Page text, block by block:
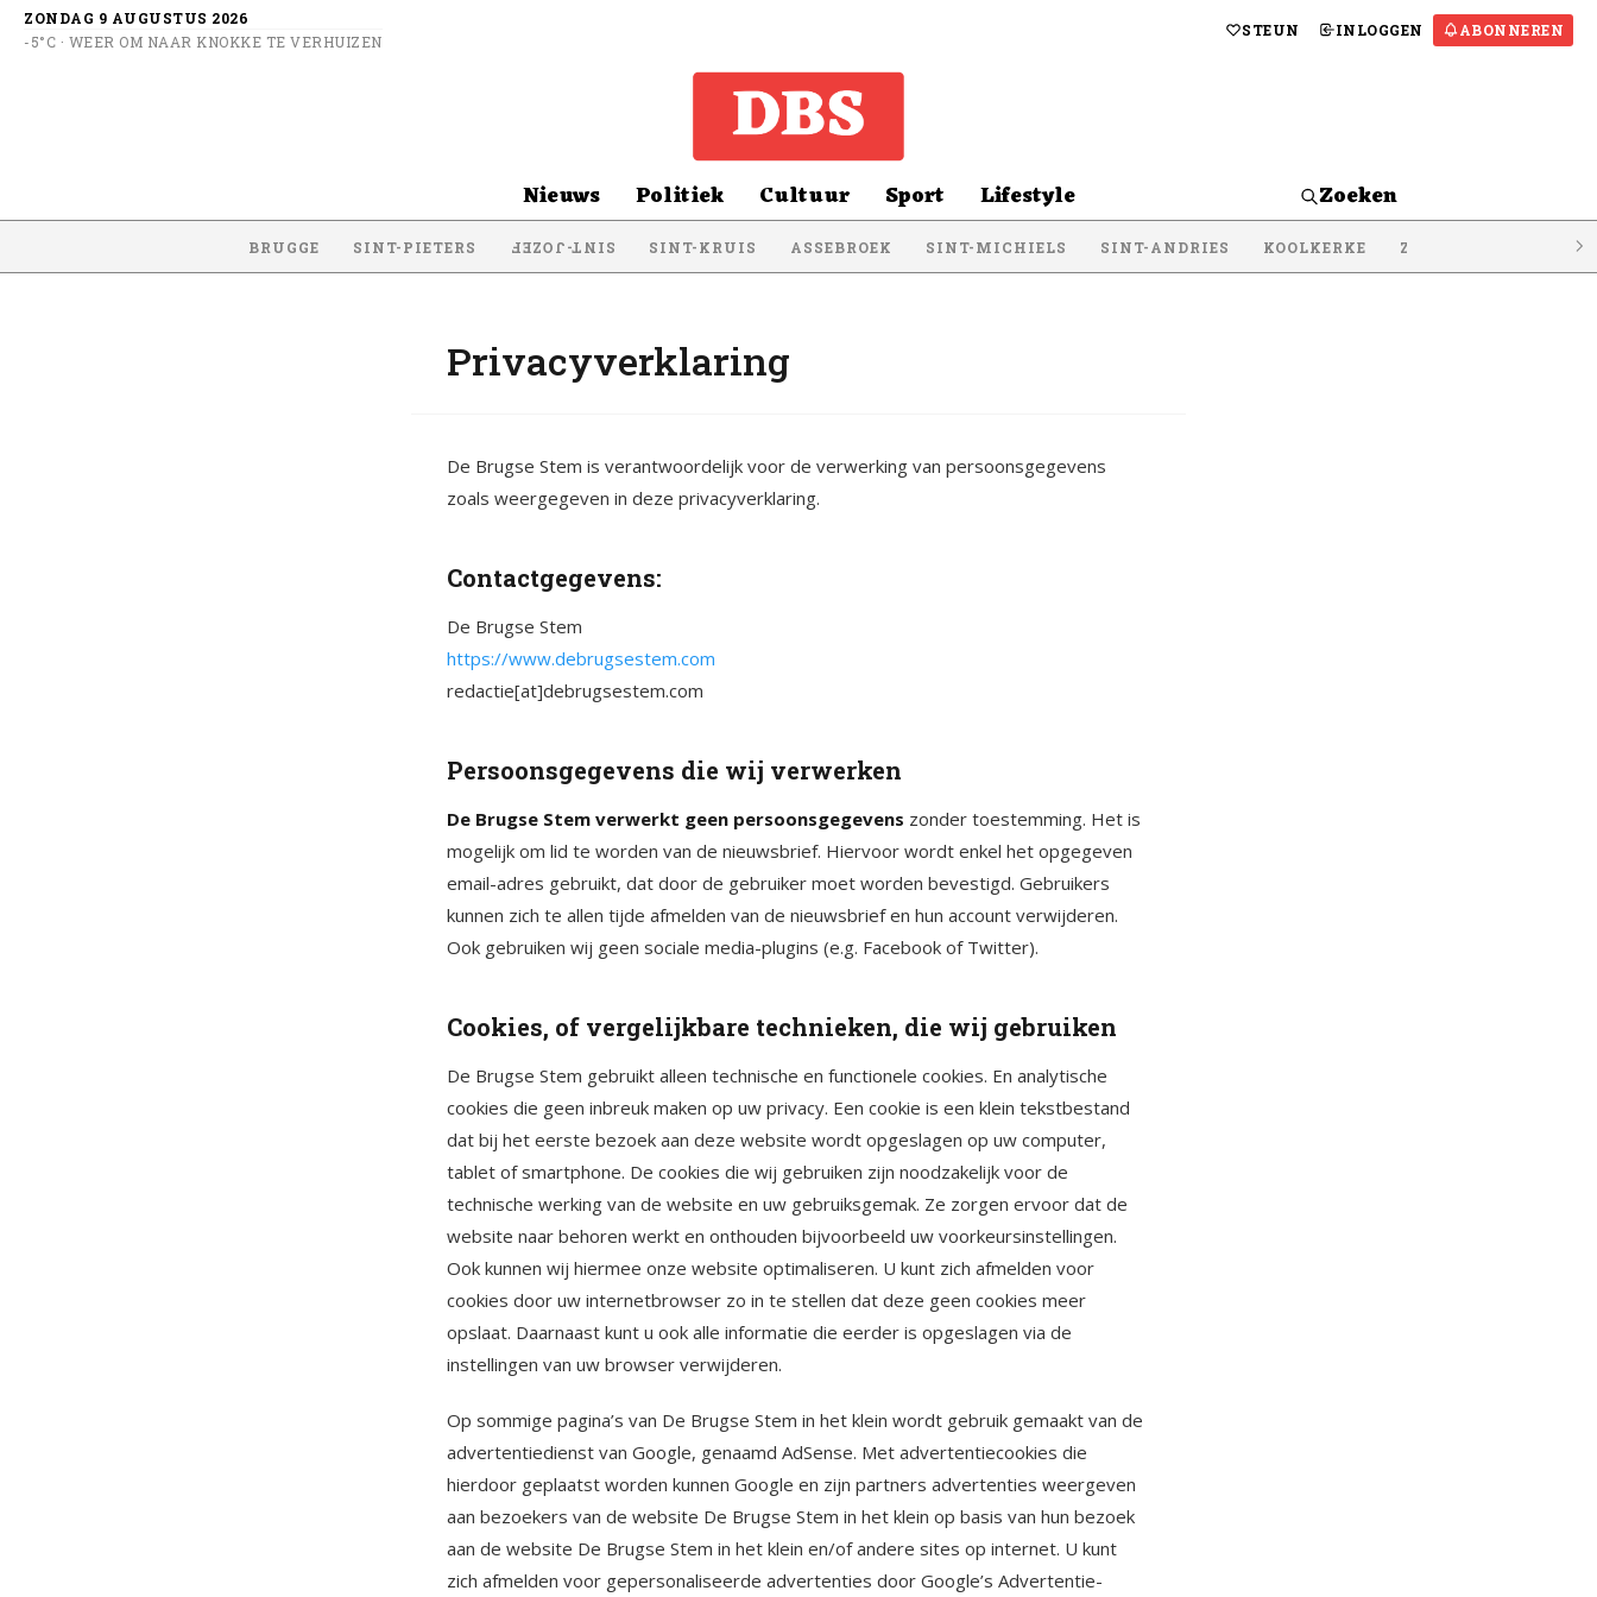
ZONDAG 9 AUGUSTUS 2026
-5°C · WEER OM NAAR KNOKKE TE VERHUIZEN
STEUN INLOGGEN ABONNEREN
Nieuws Politiek Cultuur Sport Lifestyle Zoeken
BRUGGE SINT-PIETERS SINT-JOZEF SINT-KRUIS ASSEBROEK SINT-MICHIELS SINT-ANDRIES KOOLKERKE ZEEBRUGGE
Privacyverklaring
De Brugse Stem is verantwoordelijk voor de verwerking van persoonsgegevens
zoals weergegeven in deze privacyverklaring.
Contactgegevens:
De Brugse Stem
https://www.debrugsestem.com
redactie[at]debrugsestem.com
Persoonsgegevens die wij verwerken
De Brugse Stem verwerkt geen persoonsgegevens zonder toestemming. Het is
mogelijk om lid te worden van de nieuwsbrief. Hiervoor wordt enkel het opgegeven
email-adres gebruikt, dat door de gebruiker moet worden bevestigd. Gebruikers
kunnen zich te allen tijde afmelden van de nieuwsbrief en hun account verwijderen.
Ook gebruiken wij geen sociale media-plugins (e.g. Facebook of Twitter).
Cookies, of vergelijkbare technieken, die wij gebruiken
De Brugse Stem gebruikt alleen technische en functionele cookies. En analytische
cookies die geen inbreuk maken op uw privacy. Een cookie is een klein tekstbestand
dat bij het eerste bezoek aan deze website wordt opgeslagen op uw computer,
tablet of smartphone. De cookies die wij gebruiken zijn noodzakelijk voor de
technische werking van de website en uw gebruiksgemak. Ze zorgen ervoor dat de
website naar behoren werkt en onthouden bijvoorbeeld uw voorkeursinstellingen.
Ook kunnen wij hiermee onze website optimaliseren. U kunt zich afmelden voor
cookies door uw internetbrowser zo in te stellen dat deze geen cookies meer
opslaat. Daarnaast kunt u ook alle informatie die eerder is opgeslagen via de
instellingen van uw browser verwijderen.
Op sommige pagina’s van De Brugse Stem in het klein wordt gebruik gemaakt van de
advertentiedienst van Google, genaamd AdSense. Met advertentiecookies die
hierdoor geplaatst worden kunnen Google en zijn partners advertenties weergeven
aan bezoekers van de website De Brugse Stem in het klein op basis van hun bezoek
aan de website De Brugse Stem in het klein en/of andere sites op internet. U kunt
zich afmelden voor gepersonaliseerde advertenties door Google’s Advertentie-